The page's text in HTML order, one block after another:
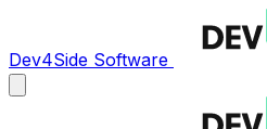
Dev4Side Software